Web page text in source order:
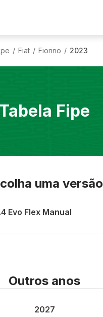
/ Fiat / Fiorino / 2023
Tabela Fipe
uma versão
Evo Flex Manual
Outros anos
2027